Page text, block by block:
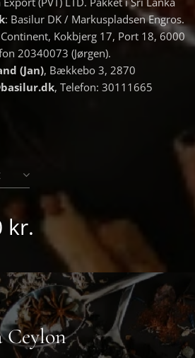
: Basilur DK / Markuspladsen Engros.
Kokbjerg 17, Port 18, 6000
20340073 (Jørgen).
(Jan), Bækkebo 3, 2870
, Telefon: 30111665
kr.
Ceylon